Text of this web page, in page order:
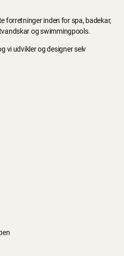
forretninger inden for spa, badekar,
og swimmingpools.
vi udvikler og designer selv